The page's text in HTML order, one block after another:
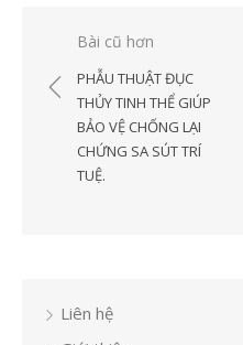
Điều
hướng
bài
viết
Bài cũ hơn
PHẪU THUẬT ĐỤC
THỦY TINH THỂ GIÚP
BẢO VỆ CHỐNG LẠI
CHỨNG SA SÚT TRÍ
TUỆ.
Liên hệ